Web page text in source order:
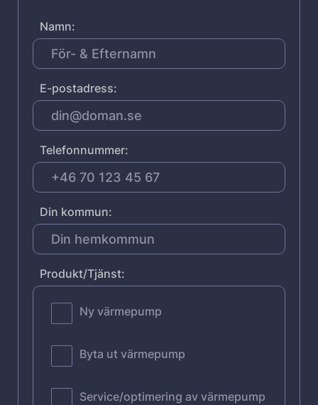
Namn:
E-postadress:
Telefonnummer:
Din kommun:
Produkt/Tjänst:
Ny värmepump
Byta ut värmepump
Service/optimering av värmepump